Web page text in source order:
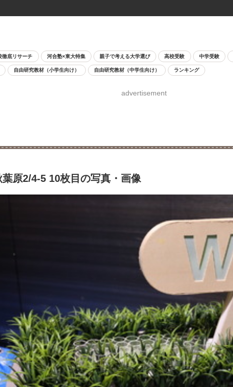
徹底リサーチ 河合塾×東大特集 親子で考える大学選び 高校受験 中学受験
自由研究教材（小学生向け） 自由研究教材（中学生向け） ランキング
advertisement
原2/4-5 10枚目の写真・画像